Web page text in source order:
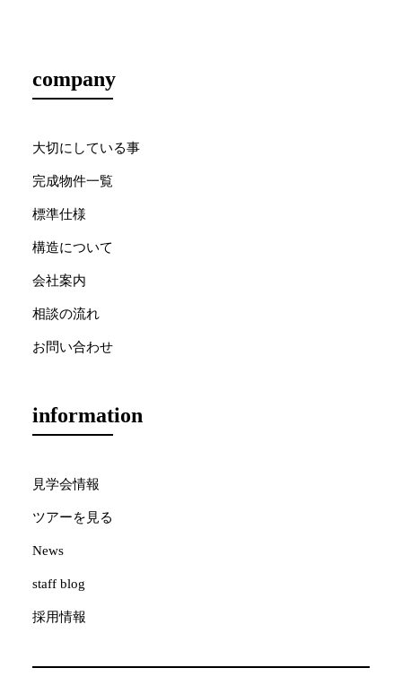
company
大切にしている事
完成物件一覧
標準仕様
構造について
会社案内
相談の流れ
お問い合わせ
information
見学会情報
ツアーを見る
News
staff blog
採用情報